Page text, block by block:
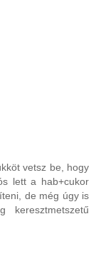
vetsz be, hogy
lett a hab+cukor
de még úgy is